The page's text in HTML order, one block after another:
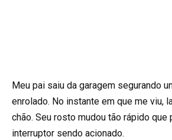
Meu pai saiu da garagem segurando
enrolado. No instante em que me viu,
chão. Seu rosto mudou tão rápido que
interruptor sendo acionado.